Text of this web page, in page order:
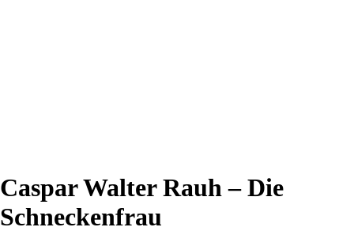
Caspar Walter Rauh – Die
Schneckenfrau